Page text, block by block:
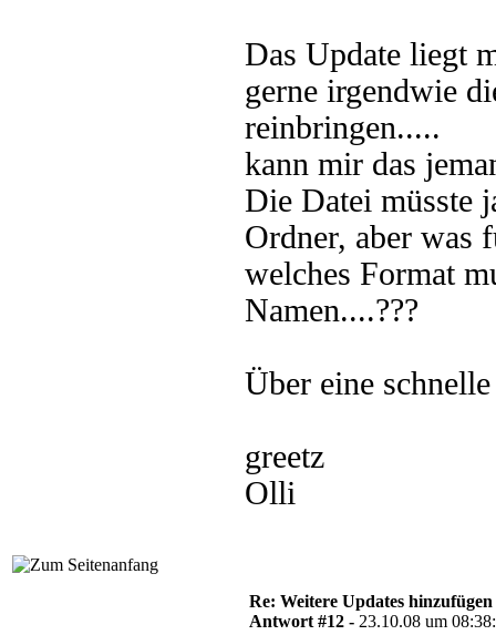
Das Update liegt
gerne irgendwie
reinbringen.....
kann mir das
Die Datei müsste
Ordner, aber was
welches Format
Namen....???
Über eine
greetz
Olli
Re: Weitere Updates hinzufügen
Antwort #12 - 23.10.08 um